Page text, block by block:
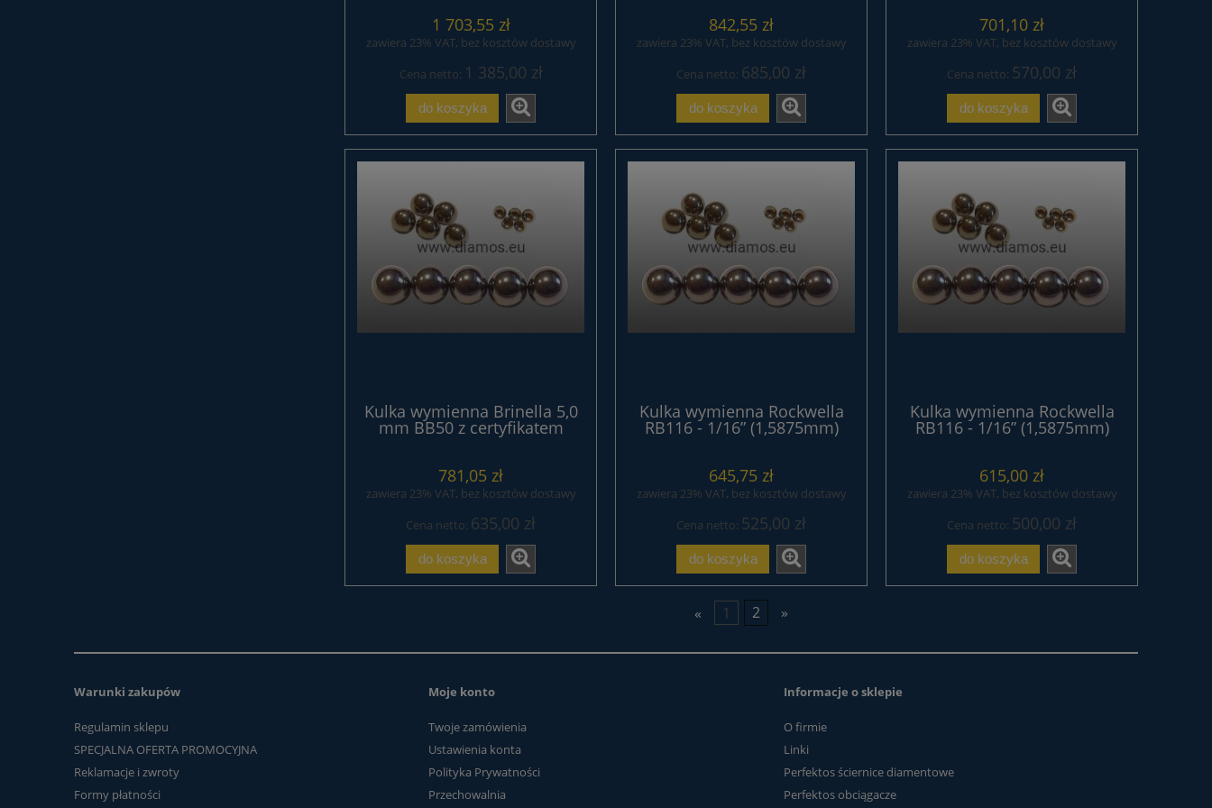
1 703,55 zł
zawiera 23% VAT, bez kosztów dostawy
Cena netto: 1 385,00 zł
do koszyka
842,55 zł
zawiera 23% VAT, bez kosztów dostawy
Cena netto: 685,00 zł
do koszyka
701,10 zł
zawiera 23% VAT, bez kosztów dostawy
Cena netto: 570,00 zł
do koszyka
Kulka wymienna Brinella 5,0
mm BB50 z certyfikatem
781,05 zł
zawiera 23% VAT, bez kosztów dostawy
Cena netto: 635,00 zł
do koszyka
Kulka wymienna Rockwella
RB116 - 1/16” (1,5875mm)
645,75 zł
zawiera 23% VAT, bez kosztów dostawy
Cena netto: 525,00 zł
do koszyka
Kulka wymienna Rockwella
RB116 - 1/16” (1,5875mm)
615,00 zł
zawiera 23% VAT, bez kosztów dostawy
Cena netto: 500,00 zł
do koszyka
« 1 2 »
Warunki zakupów
Regulamin sklepu
SPECJALNA OFERTA PROMOCYJNA
Reklamacje i zwroty
Formy płatności
Moje konto
Twoje zamówienia
Ustawienia konta
Polityka Prywatności
Przechowalnia
Informacje o sklepie
O firmie
Linki
Perfektos ściernice diamentowe
Perfektos obciągacze